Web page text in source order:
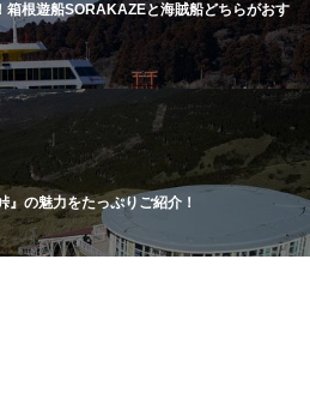
箱根遊船SORAKAZEと海賊船どちらがおす
』の魅力をたっぷりご紹介！